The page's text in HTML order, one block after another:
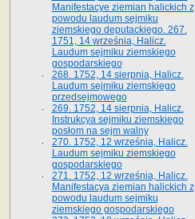
Manifestacye ziemian halickich z
powodu laudum sejmiku
ziemskiego deputackiego. 267.
1751, 14 września, Halicz.
Laudum sejmiku ziemskiego
gospodarskiego
268. 1752, 14 sierpnia, Halicz.
Laudum sejmiku ziemskiego
przedsejmowego
269. 1752, 14 sierpnia, Halicz.
Instrukcya sejmiku ziemskiego
posłom na sejm walny
270. 1752, 12 września, Halicz.
Laudum sejmiku ziemskiego
gospodarskiego
271. 1752, 12 września, Halicz.
Manifestacya ziemian halickich z
powodu laudum sejmiku
ziemskiego gospodarskiego